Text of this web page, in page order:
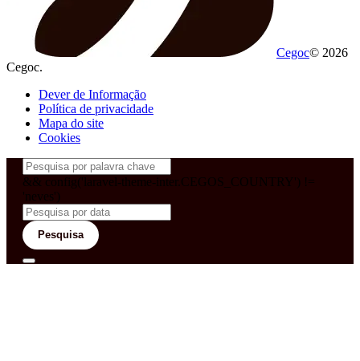
Cegoc© 2026
Cegoc.
Dever de Informação
Política de privacidade
Mapa do site
Cookies
&& config('laravel-theme-inter.CEGOS_COUNTRY') !=
'neves')
Pesquisa